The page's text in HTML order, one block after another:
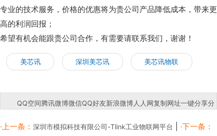
专业的技术服务，价格的优惠将为贵公司产品降低成本，带来更
高的利润回报；
希望有机会能跟贵公司合作，有需要请联系我们，谢谢！
美芯讯 深圳美芯讯 美芯讯物联
QQ空间腾讯微博微信QQ好友新浪微博人人网复制网址一键分享分
·上一条： 深圳市模拟科技有限公司-Tlink工业物联网平台 ·下一条：